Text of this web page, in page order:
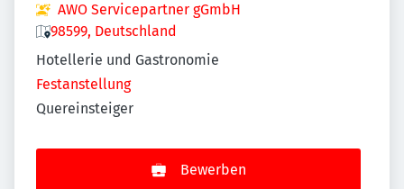
AWO Servicepartner gGmbH
98599, Deutschland
Hotellerie und Gastronomie
Festanstellung
Quereinsteiger
Bewerben